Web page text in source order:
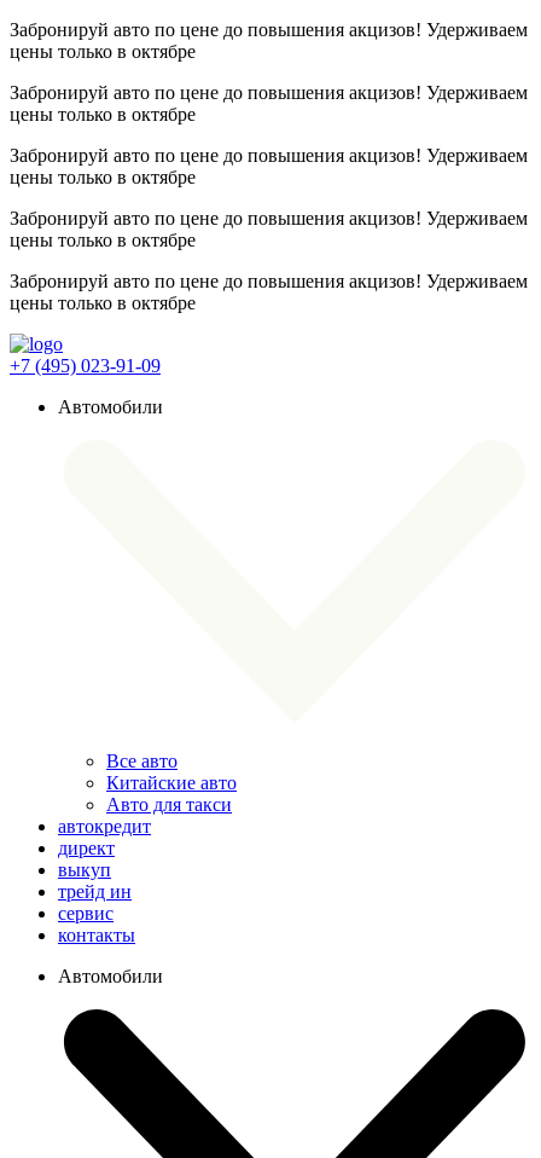
Забронируй авто по цене до повышения акцизов! Удерживаем
цены только в октябре
Забронируй авто по цене до повышения акцизов! Удерживаем
цены только в октябре
Забронируй авто по цене до повышения акцизов! Удерживаем
цены только в октябре
Забронируй авто по цене до повышения акцизов! Удерживаем
цены только в октябре
Забронируй авто по цене до повышения акцизов! Удерживаем
цены только в октябре
+7 (495) 023-91-09
Автомобили
Все авто
Китайские авто
Авто для такси
автокредит
директ
выкуп
трейд ин
сервис
контакты
Автомобили